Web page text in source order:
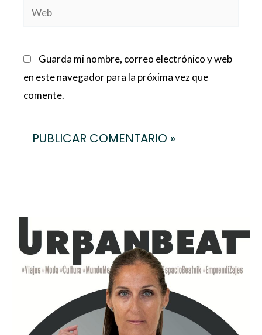
Web
Guarda mi nombre, correo electrónico y web
en este navegador para la próxima vez que
comente.